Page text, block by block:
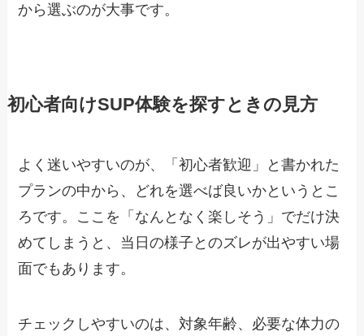
から選ぶのが大事です。
初心者向けSUP体験を探すときの見方
よく迷いやすいのが、「初心者歓迎」と書かれた
プランの中から、どれを選べば良いかというとこ
ろです。ここを「なんとなく楽しそう」でだけ決
めてしまうと、当日の様子とのズレが出やすい場
面でもあります。
チェックしやすいのは、対象年齢、必要な体力の